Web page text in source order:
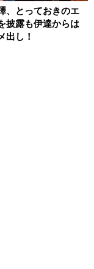
、とっておきのエ
披露も伊達からは
出し！